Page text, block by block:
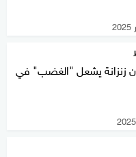
زنزانة يشعل "الغضب" في